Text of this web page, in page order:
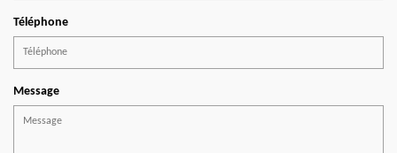
Téléphone
Message